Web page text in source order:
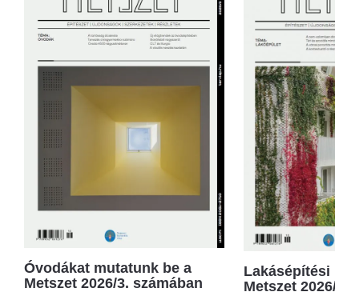
Óvodákat mutatunk be a
Metszet 2026/3. számában
Lakásépítési
Metszet 2026/2.